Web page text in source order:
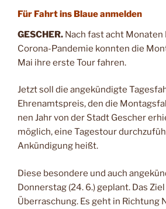
Für Fahrt ins Blaue anmelden
GESCHER. Nach fast acht Mo­naten
Corona-Pandemie konnten die
Mai ihre erste Tour fahren.
Jetzt soll die angekündigte
Ehrenamtspreis, den die
nen Jahr von der Stadt Ge­scher
möglich, eine Tagestour
Ankündigung heißt.
Diese besondere und auch
Donnerstag (24. 6.) geplant. Das
Überraschung. Es geht in Richtung